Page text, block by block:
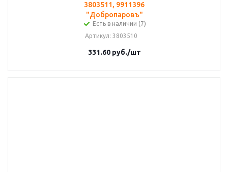
3803511, 9911396
"Добропаровъ"
Есть в наличии (7)
Артикул: 3803510
331.60руб./шт